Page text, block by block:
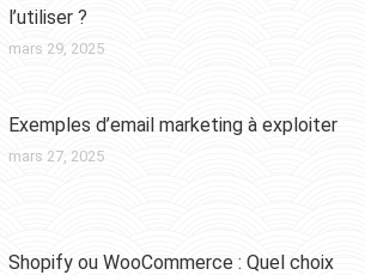
l’utiliser ?
mars 29, 2025
Exemples d’email marketing à exploiter
mars 27, 2025
Shopify ou WooCommerce : Quel choix